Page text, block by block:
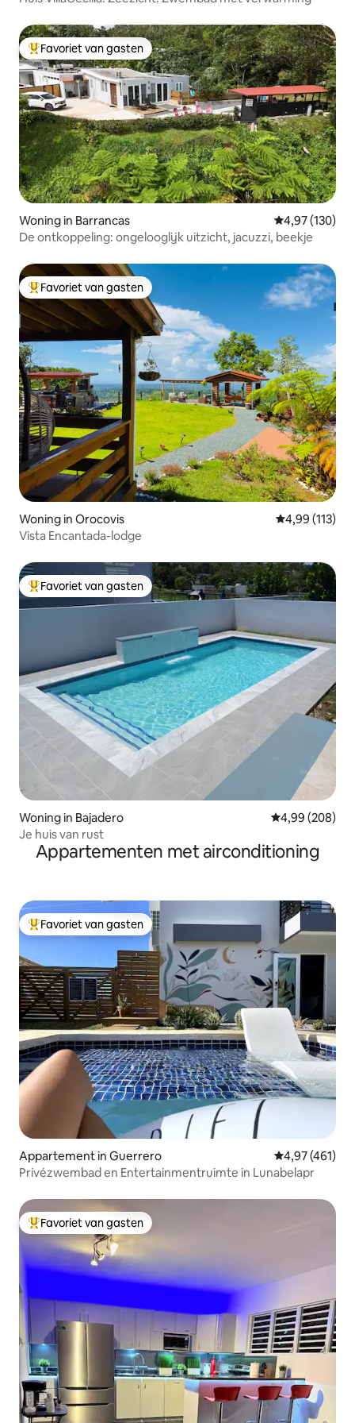
Topfavoriet van gasten
Favoriet van gasten
Woning in Barrancas Gemiddelde
4,97 (130)
De ontkoppeling: ongelooglijk uitzicht, jacuzzi, beekje
Topfavoriet van gasten
Favoriet van gasten
Woning in Orocovis Gemiddelde
4,99 (113)
Vista Encantada-lodge
Topfavoriet van gasten
Favoriet van gasten
Woning in Bajadero Gemiddelde
4,99 (208)
Je huis van rust
Appartementen met airconditioning
Topfavoriet van gasten
Favoriet van gasten
Appartement in Guerrero Gemiddelde
4,97 (461)
Privézwembad en Entertainmentruimte in Lunabelapr
Topfavoriet van gasten
Favoriet van gasten